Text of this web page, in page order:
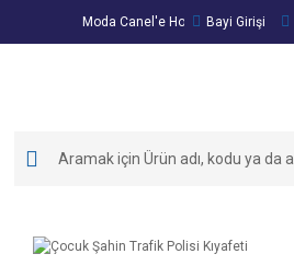
Moda Canel'e Hoşgeldiniz!
Bayi Girişi